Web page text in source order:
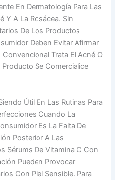
En Dermatología Para Las
Y A La Rosácea. Sin
De Los Productos
Deben Evitar Afirmar
Trata El Acné O
Producto Se Comercialice
Útil En Las Rutinas Para
Cuando La
Es La Falta De
Posterior A Las
Sérums De Vitamina C Con
Pueden Provocar
Con Piel Sensible. Para